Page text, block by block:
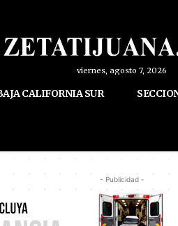
viernes, agosto 7, 2026
CALIFORNIA SUR
- Publicidad -